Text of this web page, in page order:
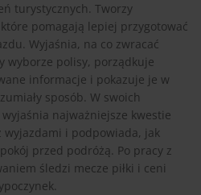
turystycznych. Tworzy
pomagają lepiej przygotować
Wyjaśnia, na co zwracać
wyborze polisy, porządkuje
informacje i pokazuje je w
sposób. W swoich
wyjaśnia najważniejsze kwestie
wyjazdami i podpowiada, jak
przed podróżą. Po pracy z
śledzi mecze piłki i ceni